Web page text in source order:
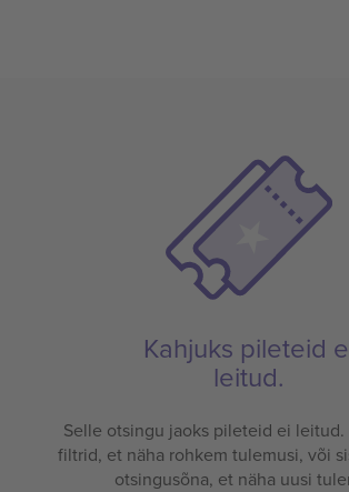
Kahjuks pileteid
leitud.
Selle otsingu jaoks pileteid ei leitud.
filtrid, et näha rohkem tulemusi, või
otsingusõna, et näha uusi